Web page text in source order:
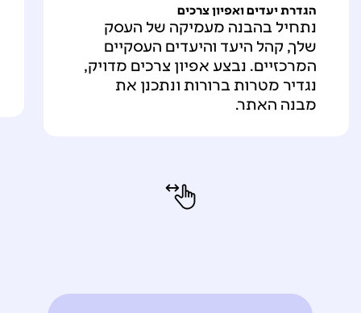
הגדרת יעדים ואפיון צרכים
נתחיל בהבנה מעמיקה של העסק
שלך, קהל היעד והיעדים העסקיים
המרכזיים. נבצע אפיון צרכים מדויק,
נגדיר מטרות ברורות ונתכנן את
מבנה האתר.